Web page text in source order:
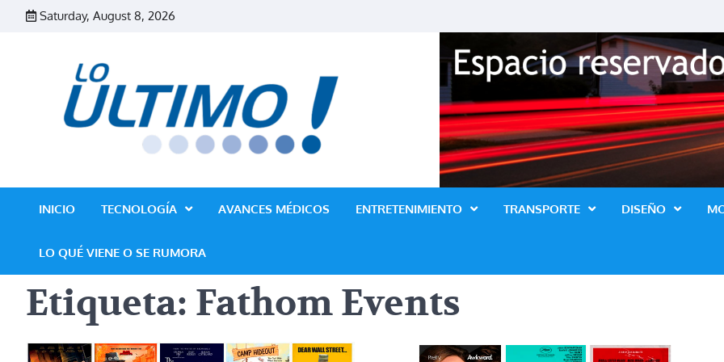
Saturday, August 8, 2026
Revista Lo Ultimo
INICIO TECNOLOGÍA AVANCES MÉDICOS ENTRETENIMIENTO TRANSPORTE DISEÑO
LO QUÉ VIENE O SE RUMORA
Etiqueta: Fathom Events